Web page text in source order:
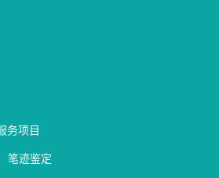
务项目
笔迹鉴定